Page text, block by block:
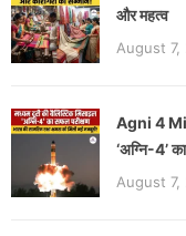
और महत्व
August 7,
Agni 4
‘अग्नि-4’
August 7,